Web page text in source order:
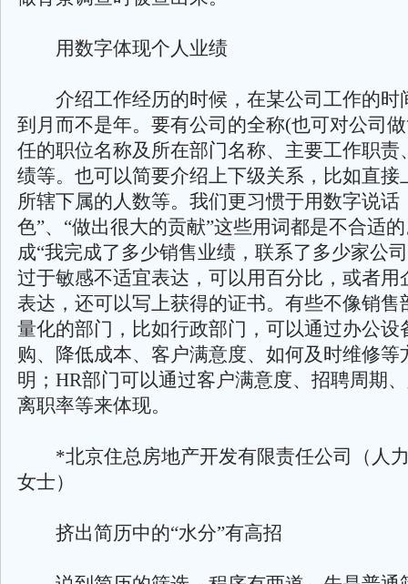
用数字体现个人业绩
介绍工作经历的时候，在某公司工作的时
到月而不是年。要有公司的全称(也可对公司
任的职位名称及所在部门名称、主要工作职责
绩等。也可以简要介绍上下级关系，比如直接
所辖下属的人数等。我们更习惯于用数字说话
色”、“做出很大的贡献”这些用词都是不合适
成“我完成了多少销售业绩，联系了多少家公
过于敏感不适宜表达，可以用百分比，或者用
表达，还可以写上获得的证书。有些不像销售
量化的部门，比如行政部门，可以通过办公设
购、降低成本、客户满意度、如何及时维修等
明；HR部门可以通过客户满意度、招聘周期
离职率等来体现。
*北京住总房地产开发有限责任公司（人
女士）
挤出简历中的“水分”有高招